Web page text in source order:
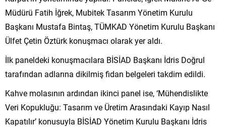
Müdürü Fatih İğrek, Mubitek Tasarım Yönetim Kurulu
Başkanı Mustafa Bintaş, TÜMKAD Yönetim Kurulu Başkanı
Ülfet Çetin Öztürk konuşmacı olarak yer aldı.
İlk paneldeki konuşmacılara BİSİAD Başkanı İdris Doğrul
tarafından adlarına dikilmiş fidan belgeleri takdim edildi.
Kahve molasının ardından ikinci panel ise, ‘Mühendislikte
Veri Kopukluğu: Tasarım ve Üretim Arasındaki Kayıp Nasıl
Kapatılır’ konusuyla BİSİAD Yönetim Kurulu Başkanı İdris